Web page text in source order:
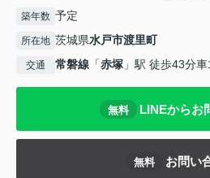
築年数 予定
所在地 茨城県水戸市渡里町
交通 常磐線 「赤塚 」駅 徒歩43分
無料 LINEからお
無料 お問い